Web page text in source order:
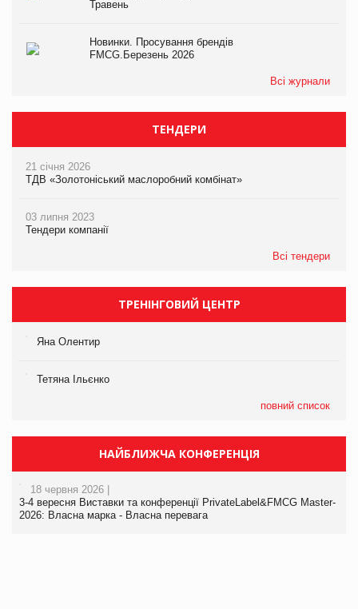
Травень
Новинки. Просування брендів
FMCG.Березень 2026
Всі журнали
ТЕНДЕРИ
21 січня 2026
ТДВ «Золотоніський маслоробний комбінат»
03 липня 2023
Тендери компанії
Всі тендери
ТРЕНІНГОВИЙ ЦЕНТР
Яна Олентир
Тетяна Ільєнко
повний список
НАЙБЛИЖЧА КОНФЕРЕНЦІЯ
18 червня 2026 |
3-4 вересня Виставки та конференції PrivateLabel&FMCG Master-
2026: Власна марка - Власна перевага